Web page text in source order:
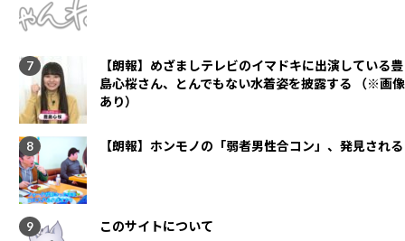
【朗報】めざましテレビのイマドキに出演している豊
島心桜さん、とんでもない水着姿を披露する （※画像
あり）
【朗報】ホンモノの「弱者男性合コン」、発見される
このサイトについて